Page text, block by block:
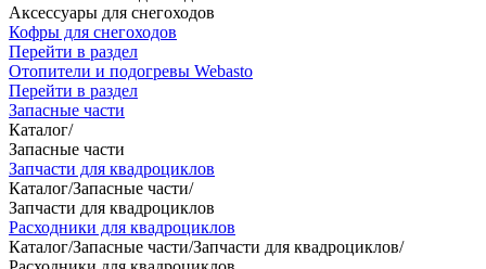
Аксессуары для снегоходов
Кофры для снегоходов
Перейти в раздел
Отопители и подогревы Webasto
Перейти в раздел
Запасные части
Каталог/
Запасные части
Запчасти для квадроциклов
Каталог/Запасные части/
Запчасти для квадроциклов
Расходники для квадроциклов
Каталог/Запасные части/Запчасти для квадроциклов/